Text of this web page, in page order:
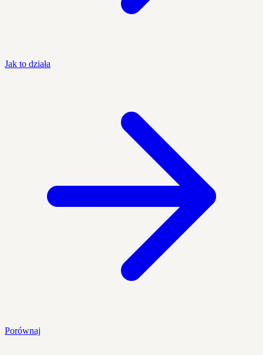
Jak to działa
Porównaj